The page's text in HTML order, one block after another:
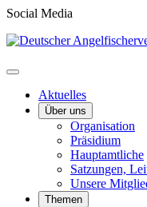
Social Media
Aktuelles
Über uns
Organisation
Präsidium
Hauptamtliche
Satzungen,
Unsere
Themen